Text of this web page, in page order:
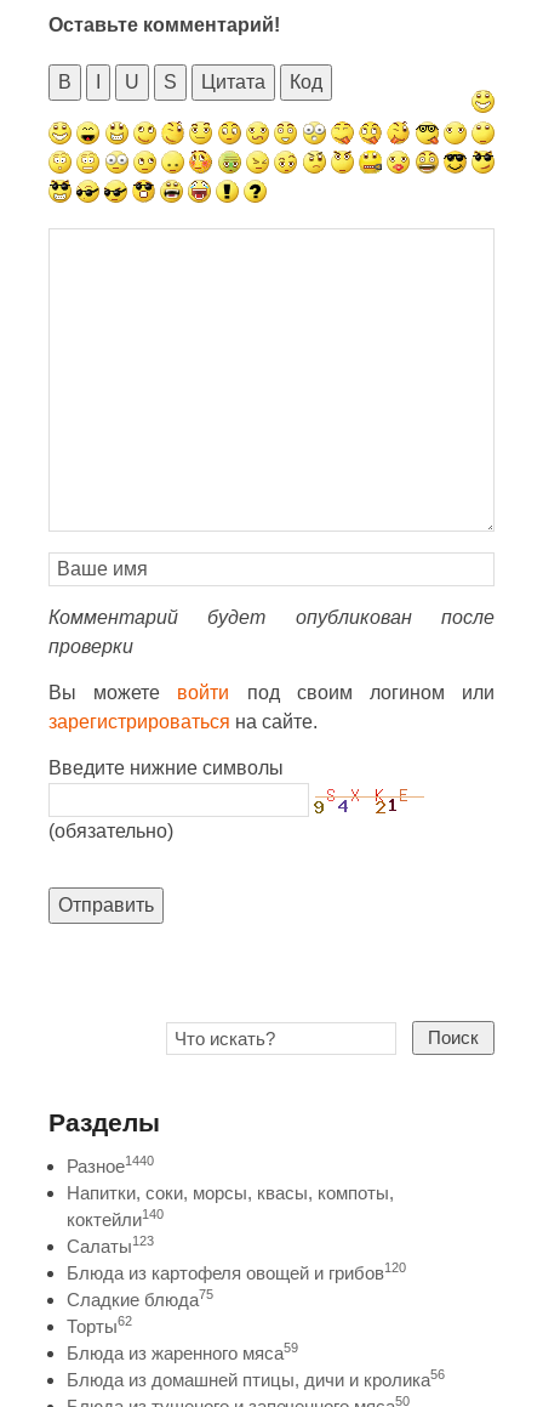
Оставьте комментарий!
B U S Цитата Код
Комментарий будет опубликован после
проверки
Вы можете войти под своим логином или
зарегистрироваться на сайте.
Введите нижние символы
(обязательно)
Отправить
Поиск
Разделы
Разное1440
Напитки, соки, морсы, квасы, компоты,
коктейли140
Салаты123
Блюда из картофеля овощей и грибов120
Сладкие блюда75
Торты62
Блюда из жаренного мяса59
Блюда из домашней птицы, дичи и кролика56
50